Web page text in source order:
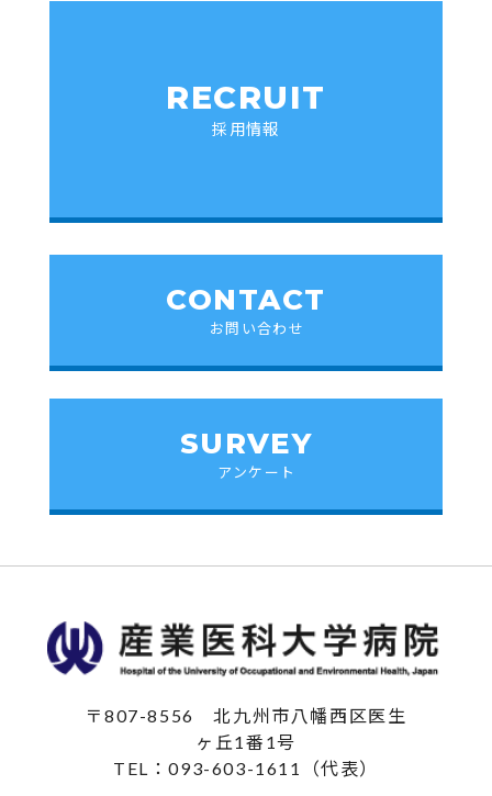
RECRUIT
採用情報
CONTACT
お問い合わせ
SURVEY
アンケート
〒807-8556 北九州市八幡西区医生
ヶ丘1番1号
TEL：093-603-1611（代表）